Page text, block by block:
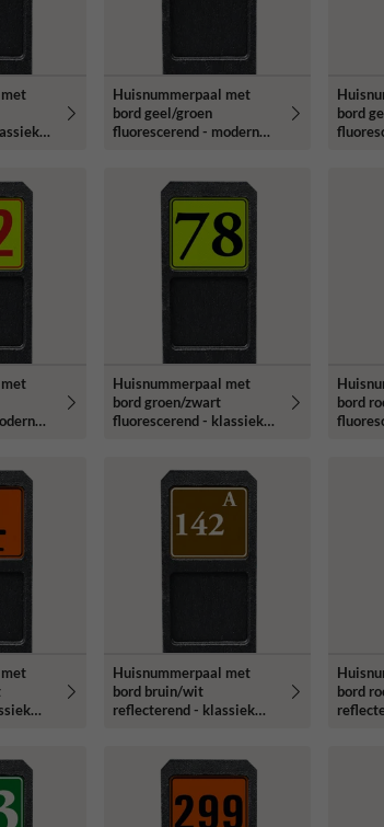
Huisnummerpaal met
bord geel/groen
fluorescerend - modern
bord
Huisnummerpaal met
bord groen/zwart
fluorescerend - klassiek
bord
Huisnummerpaal met
bord bruin/wit
reflecterend - klassiek
bord